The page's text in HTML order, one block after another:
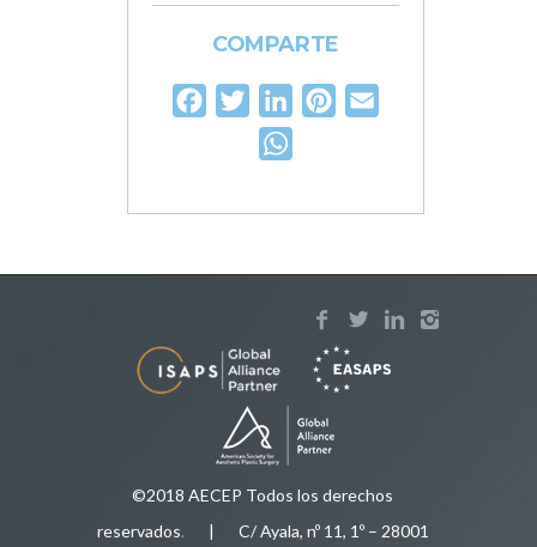
COMPARTE
FacebookTwitterLinkedInPinterest
©2018 AECEP Todos los derechos
reservados. | C/ Ayala, nº 11, 1º – 28001